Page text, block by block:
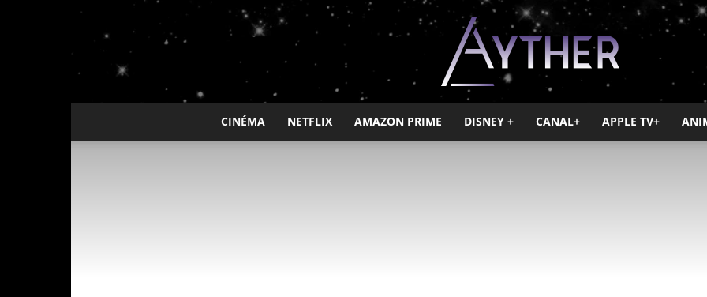
Ayther
CINÉMA NETFLIX AMAZON PRIME DISNEY + CANAL+ APPLE TV+